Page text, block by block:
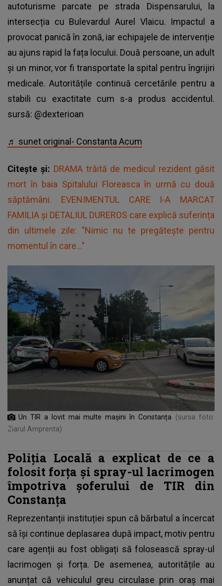
autoturisme parcate pe strada Dispensarului, la
intersecția cu Bulevardul Aurel Vlaicu. Impactul a
provocat panică în zonă, iar echipajele de intervenție
au ajuns rapid la fața locului. Două persoane, un adult
și un minor, vor fi transportate la spital pentru îngrijiri
medicale. Autoritățile continuă cercetările pentru a
stabili cu exactitate cum s-a produs accidentul.
sursă: @dexterioan
♬ sunet original- Constanta Acum
Citește și: DRAMA trăită de medicul rezident găsit
mort în baia Spitalului Floreasca în urmă cu două
săptămâni. EVENIMENTUL CARE I-A MARCAT
FAMILIA și DETALIUL DUREROS care explică suferința
din ultimele zile: "Nimic nu te pregătește pentru
momentul în care..."
Un TIR a lovit mai multe mașini în Constanța (sursa foto:
Ziarul Amprenta)
Poliția Locală a explicat de ce a
folosit forța și spray-ul lacrimogen
împotriva șoferului de TIR din
Constanța
Reprezentanții instituției spun că bărbatul a încercat
să își continue deplasarea după impact, motiv pentru
care agenții au fost obligați să folosească spray-ul
lacrimogen și forța. De asemenea, autoritățile au
anunțat că vehiculul greu circulase prin oraș mai